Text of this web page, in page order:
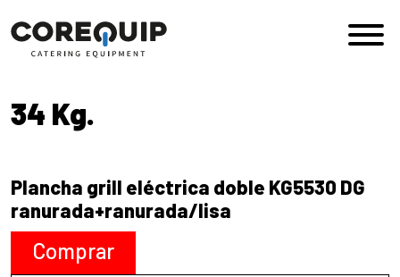
Navegación principal
34 Kg.
Plancha grill eléctrica doble KG5530 DG
ranurada+ranurada/lisa
Comprar